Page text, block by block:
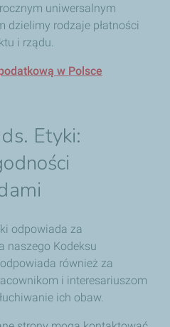
uniwersalnym
dzielimy rodzaje płatności
i rządu.
w Polsce
Etyki:
odpowiada za
naszego Kodeksu
również za
i interesariuszom
ich obaw.